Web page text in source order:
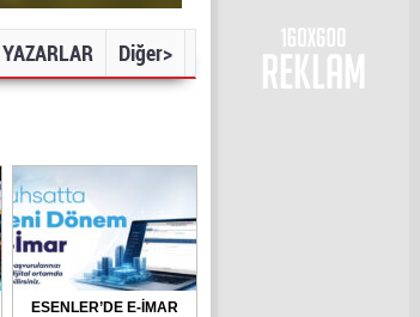
YAZARLAR Diğer>
ESENLER’DE E-İMAR